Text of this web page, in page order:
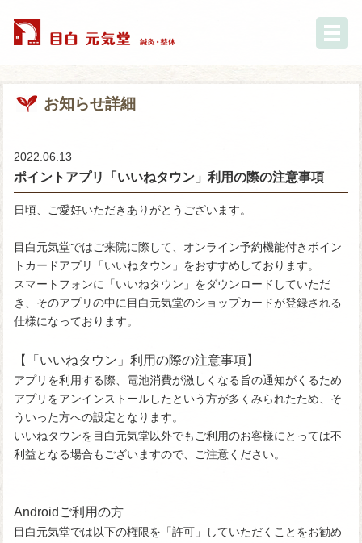
お知らせ詳細
2022.06.13
ポイントアプリ「いいねタウン」利用の際の注意事項
日頃、ご愛好いただきありがとうございます。
目白元気堂ではご来院に際して、オンライン予約機能付きポイン
トカードアプリ「いいねタウン」をおすすめしております。
スマートフォンに「いいねタウン」をダウンロードしていただ
き、そのアプリの中に目白元気堂のショップカードが登録される
仕様になっております。
【「いいねタウン」利用の際の注意事項】
アプリを利用する際、電池消費が激しくなる旨の通知がくるため
アプリをアンインストールしたという方が多くみられたため、そ
ういった方への設定となります。
いいねタウンを目白元気堂以外でもご利用のお客様にとっては不
利益となる場合もございますので、ご注意ください。
Androidご利用の方
目白元気堂では以下の権限を「許可」していただくことをお勧め